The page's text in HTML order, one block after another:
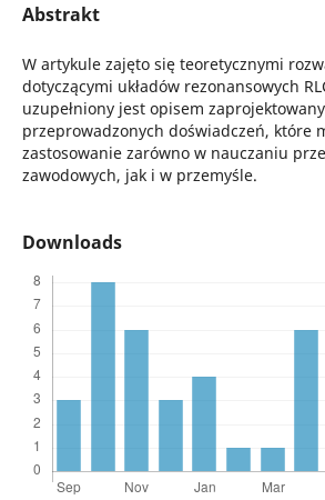
Abstrakt
W artykule zajęto się teoretycznymi
dotyczącymi układów rezonansowych
uzupełniony jest opisem
przeprowadzonych doświadczeń, które
zastosowanie zarówno w nauczaniu
zawodowych, jak i w przemyśle.
Downloads